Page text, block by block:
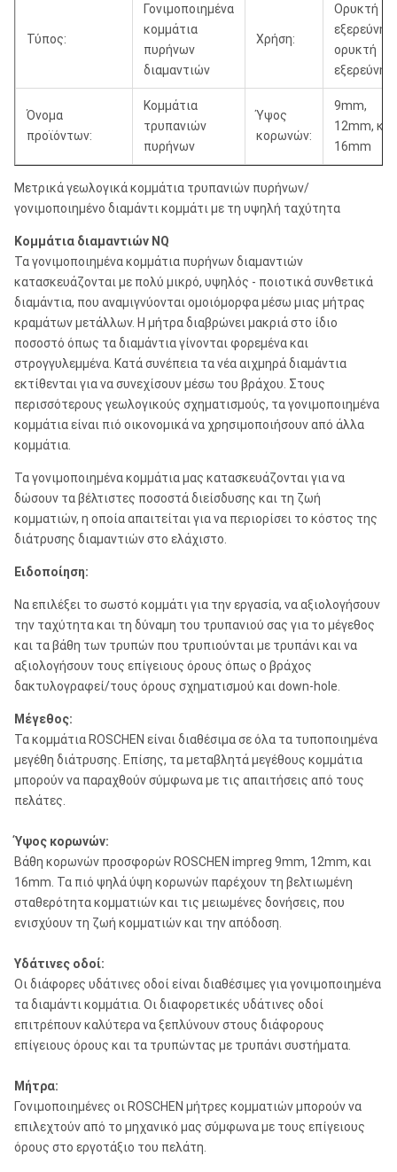
Τύπος:
Γονιμοποιημένα
κομμάτια
πυρήνων
διαμαντιών
Χρήση:
Ορυκτή
ορυκτή
Όνομα
προϊόντων:
Κομμάτια
τρυπανιών
πυρήνων
Ύψος
κορωνών:
9mm,
12mm, και
16mm
Μετρικά γεωλογικά κομμάτια τρυπανιών πυρήνων/
γονιμοποιημένο διαμάντι κομμάτι με τη υψηλή ταχύτητα
Κομμάτια διαμαντιών NQ
Τα γονιμοποιημένα κομμάτια πυρήνων διαμαντιών
κατασκευάζονται με πολύ μικρό, υψηλός - ποιοτικά συνθετικά
διαμάντια, που αναμιγνύονται ομοιόμορφα μέσω μιας μήτρας
κραμάτων μετάλλων. Η μήτρα διαβρώνει μακριά στο ίδιο
ποσοστό όπως τα διαμάντια γίνονται φορεμένα και
στρογγυλεμμένα. Κατά συνέπεια τα νέα αιχμηρά διαμάντια
εκτίθενται για να συνεχίσουν μέσω του βράχου. Στους
περισσότερους γεωλογικούς σχηματισμούς, τα γονιμοποιημένα
κομμάτια είναι πιό οικονομικά να χρησιμοποιήσουν από άλλα
κομμάτια.
Τα γονιμοποιημένα κομμάτια μας κατασκευάζονται για να
δώσουν τα βέλτιστες ποσοστά διείσδυσης και τη ζωή
κομματιών, η οποία απαιτείται για να περιορίσει το κόστος της
διάτρυσης διαμαντιών στο ελάχιστο.
Ειδοποίηση:
Να επιλέξει το σωστό κομμάτι για την εργασία, να αξιολογήσουν
την ταχύτητα και τη δύναμη του τρυπανιού σας για το μέγεθος
και τα βάθη των τρυπών που τρυπιούνται με τρυπάνι και να
αξιολογήσουν τους επίγειους όρους όπως ο βράχος
δακτυλογραφεί/τους όρους σχηματισμού και down-hole.
Μέγεθος:
Τα κομμάτια ROSCHEN είναι διαθέσιμα σε όλα τα τυποποιημένα
μεγέθη διάτρυσης. Επίσης, τα μεταβλητά μεγέθους κομμάτια
μπορούν να παραχθούν σύμφωνα με τις απαιτήσεις από τους
πελάτες.
Ύψος κορωνών:
Βάθη κορωνών προσφορών ROSCHEN impreg 9mm, 12mm, και
16mm. Τα πιό ψηλά ύψη κορωνών παρέχουν τη βελτιωμένη
σταθερότητα κομματιών και τις μειωμένες δονήσεις, που
ενισχύουν τη ζωή κομματιών και την απόδοση.
Υδάτινες οδοί:
Οι διάφορες υδάτινες οδοί είναι διαθέσιμες για γονιμοποιημένα
τα διαμάντι κομμάτια. Οι διαφορετικές υδάτινες οδοί
επιτρέπουν καλύτερα να ξεπλύνουν στους διάφορους
επίγειους όρους και τα τρυπώντας με τρυπάνι συστήματα.
Μήτρα:
Γονιμοποιημένες οι ROSCHEN μήτρες κομματιών μπορούν να
επιλεχτούν από το μηχανικό μας σύμφωνα με τους επίγειους
όρους στο εργοτάξιο του πελάτη.